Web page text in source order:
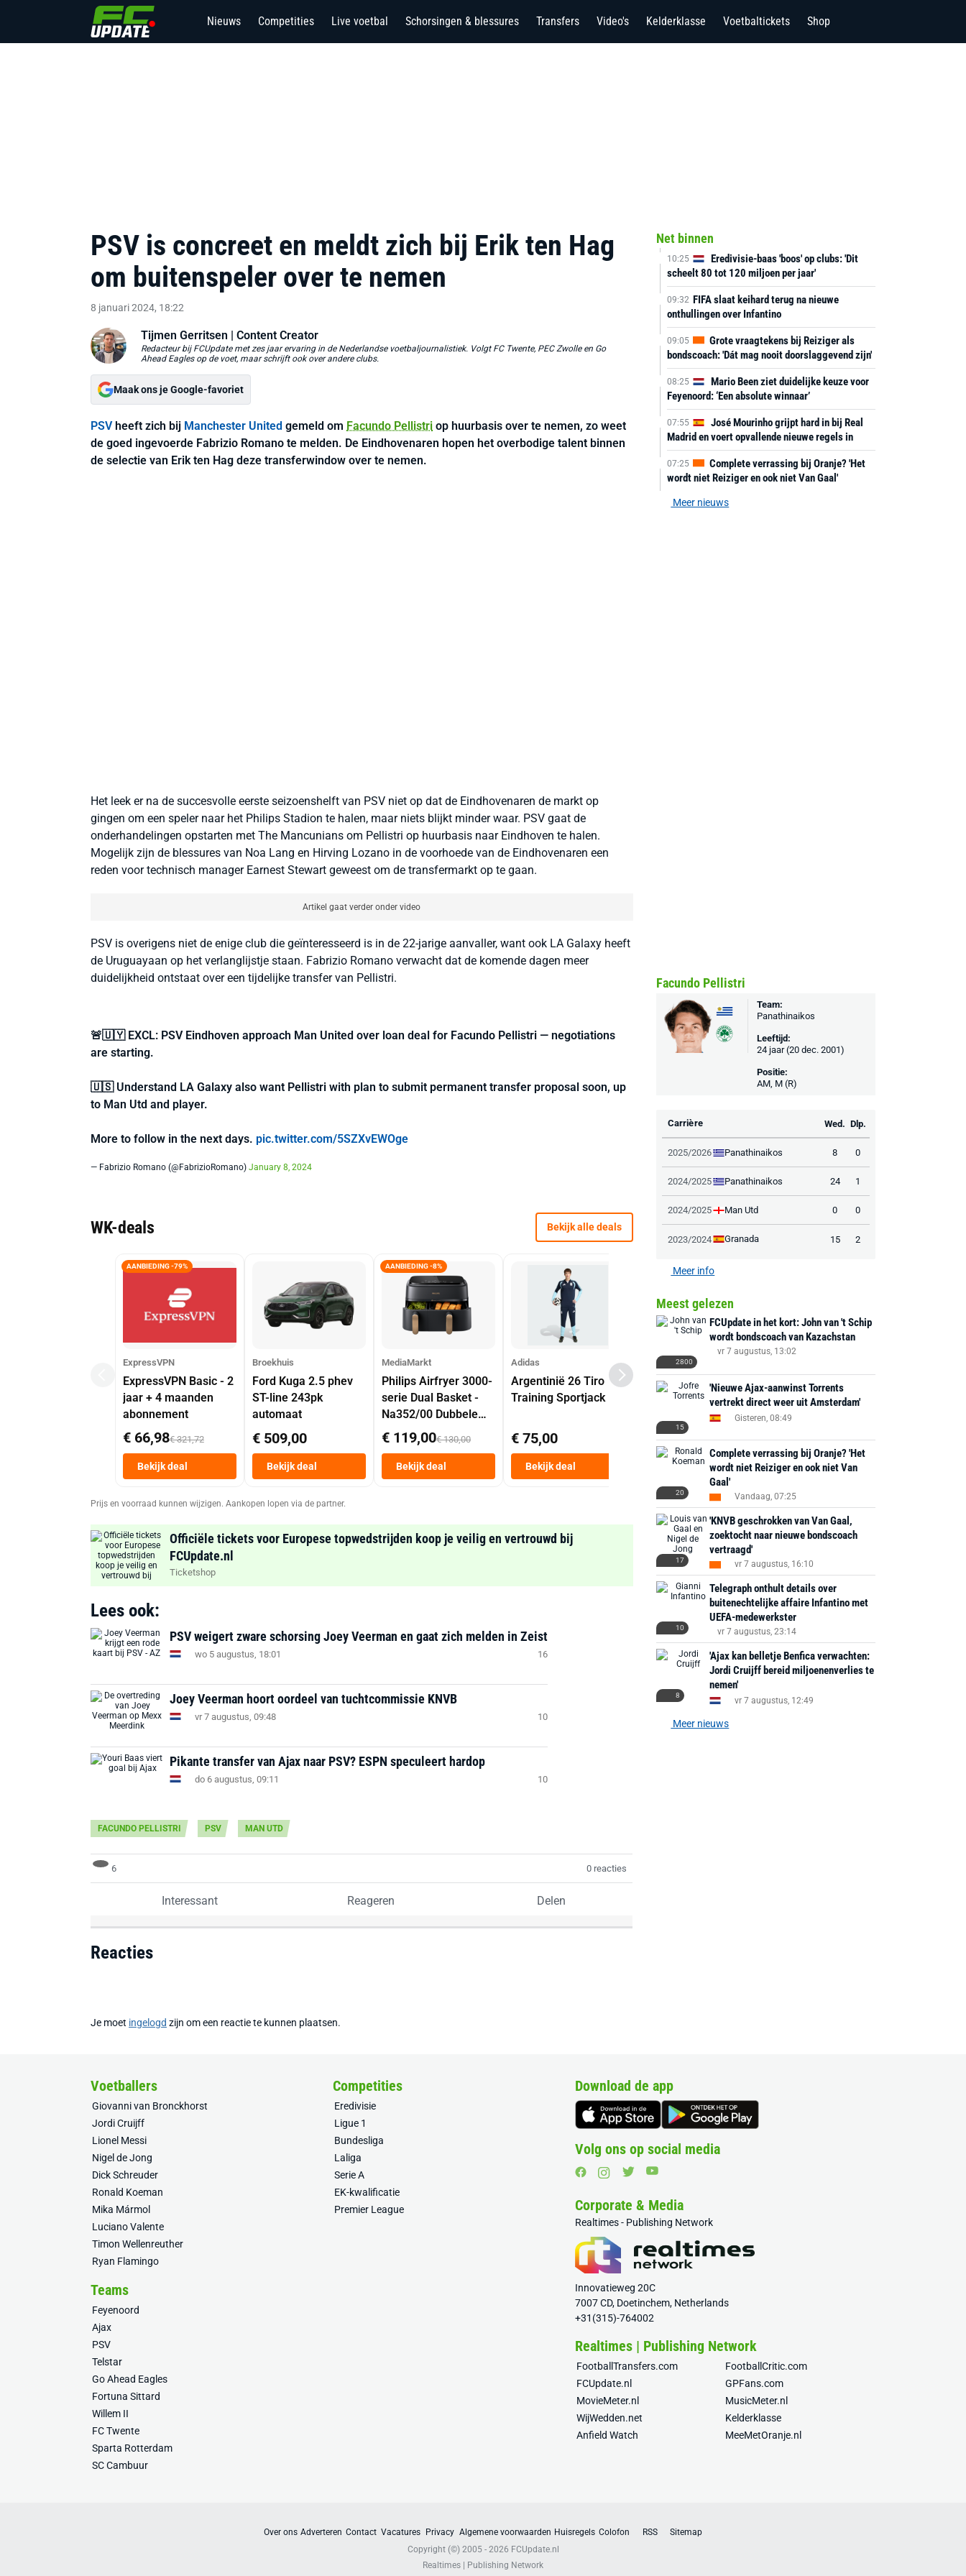
Nieuws Competities Live voetbal Schorsingen & blessures Transfers Video's Kelderklasse Voetbaltickets Shop
PSV is concreet en meldt zich bij Erik ten Hag
om buitenspeler over te nemen
8 januari 2024, 18:22
Tijmen Gerritsen | Content Creator
Redacteur bij FCUpdate met zes jaar ervaring in de Nederlandse voetbaljournalistiek. Volgt FC Twente, PEC Zwolle en Go
Ahead Eagles op de voet, maar schrijft ook over andere clubs.
Maak ons je Google-favoriet
PSVheeft zich bij Manchester United gemeld om Facundo Pellistri op huurbasis over te nemen, zo weet
de goed ingevoerde Fabrizio Romano te melden. De Eindhovenaren hopen het overbodige talent binnen
de selectie van Erik ten Hag deze transferwindow over te nemen.
Het leek er na de succesvolle eerste seizoenshelft van PSV niet op dat de Eindhovenaren de markt op
gingen om een speler naar het Philips Stadion te halen, maar niets blijkt minder waar. PSV gaat de
onderhandelingen opstarten met The Mancunians om Pellistri op huurbasis naar Eindhoven te halen.
Mogelijk zijn de blessures van Noa Lang en Hirving Lozano in de voorhoede van de Eindhovenaren een
reden voor technisch manager Earnest Stewart geweest om de transfermarkt op te gaan.
Artikel gaat verder onder video
PSV is overigens niet de enige club die geïnteresseerd is in de 22-jarige aanvaller, want ook LA Galaxy heeft
de Uruguayaan op het verlanglijstje staan. Fabrizio Romano verwacht dat de komende dagen meer
duidelijkheid ontstaat over een tijdelijke transfer van Pellistri.
🚨🇺🇾 EXCL: PSV Eindhoven approach Man United over loan deal for Facundo Pellistri — negotiations
are starting.
🇺🇸 Understand LA Galaxy also want Pellistri with plan to submit permanent transfer proposal soon, up
to Man Utd and player.
More to follow in the next days. pic.twitter.com/5SZXvEWOge
— Fabrizio Romano (@FabrizioRomano) January 8, 2024
WK-deals Bekijk alle deals
AANBIEDING -79%
ExpressVPN
ExpressVPN Basic - 2
jaar + 4 maanden
abonnement
€ 66,98€ 321,72
Bekijk deal
Broekhuis
Ford Kuga 2.5 phev
ST-line 243pk
automaat
€ 509,00
Bekijk deal
AANBIEDING -8%
MediaMarkt
Philips Airfryer 3000-
serie Dual Basket -
Na352/00 Dubbele
Mand 9 L Tot 6
Personen
Heteluchtfriteuse
Zwart
€ 119,00€ 130,00
Bekijk deal
Adidas
Argentinië 26 Tiro
Training Sportjack
€ 75,00
Bekijk deal
MediaMarkt
EA Sports FC 26 -
PlayStation 5
€ 29,99
Bekijk deal
F50 Messi Elite Firm
Ground Boots Kids
€ 78,00€ 130,00
Bekijk deal
Prijs en voorraad kunnen wijzigen. Aankopen lopen via de partner.
Officiële tickets voor Europese topwedstrijden koop je veilig en vertrouwd bij
FCUpdate.nl
Ticketshop
Lees ook:
PSV weigert zware schorsing Joey Veerman en gaat zich melden in Zeist
wo 5 augustus, 18:01 16
Joey Veerman hoort oordeel van tuchtcommissie KNVB
vr 7 augustus, 09:48 10
Pikante transfer van Ajax naar PSV? ESPN speculeert hardop
do 6 augustus, 09:11 10
FACUNDO PELLISTRI PSV MAN UTD
6 0 reacties
Interessant Reageren Delen
Reacties
Je moet ingelogd zijn om een reactie te kunnen plaatsen.
Net binnen
10:25
Eredivisie-baas 'boos' op clubs: 'Dit
scheelt 80 tot 120 miljoen per jaar'
09:32 FIFA slaat keihard terug na nieuwe
onthullingen over Infantino
09:05
Grote vraagtekens bij Reiziger als
bondscoach: 'Dát mag nooit doorslaggevend zijn'
08:25
Mario Been ziet duidelijke keuze voor
Feyenoord: ‘Een absolute winnaar’
07:55
José Mourinho grijpt hard in bij Real
Madrid en voert opvallende nieuwe regels in
07:25
Complete verrassing bij Oranje? 'Het
wordt niet Reiziger en ook niet Van Gaal'
Meer nieuws
Facundo Pellistri
Team:
Panathinaikos
Leeftijd:
24 jaar (20 dec. 2001)
Positie:
AM, M (R)
Carrière Wed. Dlp.
2025/2026 Panathinaikos 8 0
2024/2025 Panathinaikos 24 1
2024/2025 Man Utd 0 0
2023/2024 Granada 15 2
Meer info
Meest gelezen
2800
FCUpdate in het kort: John van 't Schip
wordt bondscoach van Kazachstan
vr 7 augustus, 13:02
15
'Nieuwe Ajax-aanwinst Torrents
vertrekt direct weer uit Amsterdam'
Gisteren, 08:49
20
Complete verrassing bij Oranje? 'Het
wordt niet Reiziger en ook niet Van
Gaal'
Vandaag, 07:25
17
'KNVB geschrokken van Van Gaal,
zoektocht naar nieuwe bondscoach
vertraagd'
vr 7 augustus, 16:10
10
Telegraph onthult details over
buitenechtelijke affaire Infantino met
UEFA-medewerkster
vr 7 augustus, 23:14
8
'Ajax kan belletje Benfica verwachten:
Jordi Cruijff bereid miljoenenverlies te
nemen'
vr 7 augustus, 12:49
Meer nieuws
Voetballers
Giovanni van Bronckhorst
Jordi Cruijff
Lionel Messi
Nigel de Jong
Dick Schreuder
Ronald Koeman
Mika Mármol
Luciano Valente
Timon Wellenreuther
Ryan Flamingo
Competities
Eredivisie
Ligue 1
Bundesliga
Laliga
Serie A
EK-kwalificatie
Premier League
Teams
Feyenoord
Ajax
PSV
Telstar
Go Ahead Eagles
Fortuna Sittard
Willem II
FC Twente
Sparta Rotterdam
SC Cambuur
Download de app
Volg ons op social media
Corporate & Media
Realtimes - Publishing Network
Innovatieweg 20C
7007 CD, Doetinchem, Netherlands
+31(315)-764002
Realtimes | Publishing Network
FootballTransfers.com
FootballCritic.com
FCUpdate.nl
GPFans.com
MovieMeter.nl
MusicMeter.nl
WijWedden.net
Kelderklasse
Anfield Watch
MeeMetOranje.nl
Over ons Adverteren Contact Vacatures Privacy Algemene voorwaarden Huisregels Colofon RSS
Sitemap
Copyright (©) 2005 - 2026 FCUpdate.nl
Realtimes | Publishing Network